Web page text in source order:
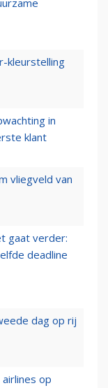
kleurstelling
in
klant
vliegveld van
gaat verder:
deadline
dag op rij
op